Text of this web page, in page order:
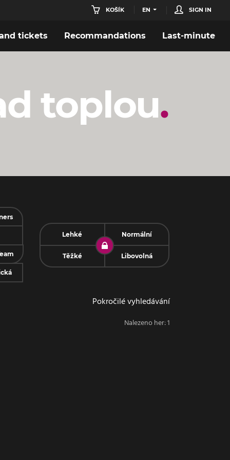
KOŠÍK EN SIGN IN
tickets Recommandations Last-minute
toplou
Lehké Normální
Těžké Libovolná
Pokročilé vyhledávání
Nalezeno her:1